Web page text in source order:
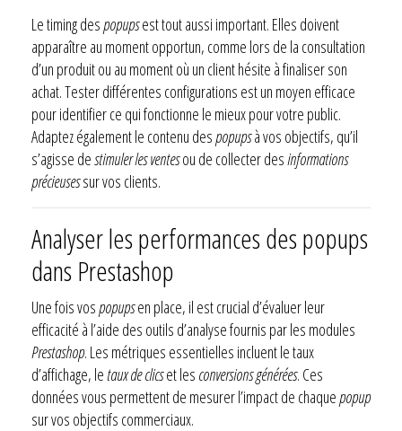
Le timing despopupsest tout aussi important. Elles doivent
apparaître au moment opportun, comme lors de la consultation
d’un produit ou au moment où un client hésite à finaliser son
achat. Tester différentes configurations est un moyen efficace
pour identifier ce qui fonctionne le mieux pour votre public.
Adaptez également le contenu despopupsà vos objectifs, qu’il
s’agisse destimuler les ventesou de collecter desinformations
précieusessur vos clients.
Analyser les performances des popups
dans Prestashop
Une fois vospopupsen place, il est crucial d’évaluer leur
efficacité à l’aide des outils d’analyse fournis par les modules
Prestashop. Les métriques essentielles incluent le taux
d’affichage, letaux de clicset les conversions générées. Ces
données vous permettent de mesurer l’impact de chaquepopup
sur vos objectifs commerciaux.